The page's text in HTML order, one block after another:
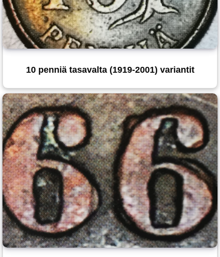
10 penniä tasavalta (1919-2001) variantit